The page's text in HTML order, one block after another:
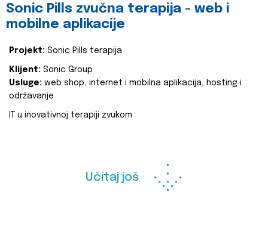
Sonic Pills zvučna terapija - web i
mobilne aplikacije
Projekt: Sonic Pills terapija
Klijent: Sonic Group
Usluge: web shop, internet i mobilna aplikacija, hosting i
održavanje
IT u inovativnoj terapiji zvukom
Učitaj još